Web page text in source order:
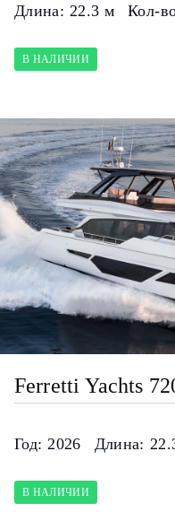
Длина: 22.3 м Кол-
В НАЛИЧИИ
Ferretti Yachts
Год: 2026 Длина:
В НАЛИЧИИ